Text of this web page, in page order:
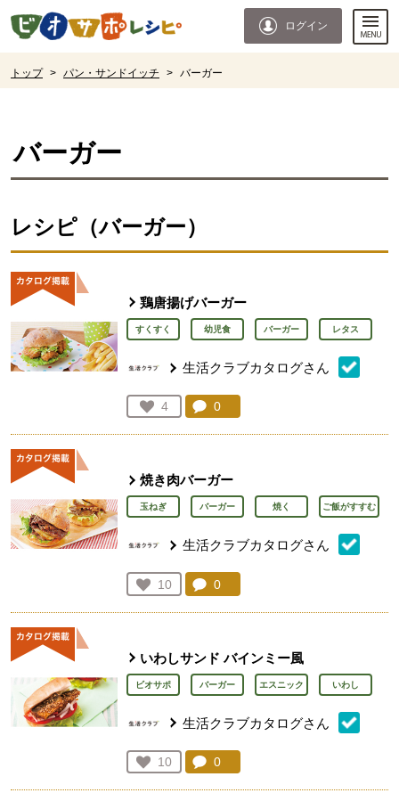
ページの先頭です。
ログイン
トップ > パン・サンドイッチ > バーガー
バーガー
レシピ（バーガー）
鶏唐揚げバーガー
すくすく 幼児食 バーガー レタス
生活クラブカタログさん
お気に入り登録：
4
人が登録
コメント：
0
焼き肉バーガー
玉ねぎ バーガー 焼く ご飯がすすむ
生活クラブカタログさん
お気に入り登録：
10
人が登録
コメント：
0
いわしサンド バインミー風
ビオサポ バーガー エスニック いわし
生活クラブカタログさん
お気に入り登録：
10
人が登録
コメント：
0